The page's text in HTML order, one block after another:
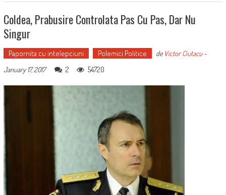
Coldea, Prabusire Controlata Pas Cu Pas, Dar Nu
Singur
Papornita cu intelepciuni Polemici Politice de Victor Ciutacu-
January 17, 2017
2 54720